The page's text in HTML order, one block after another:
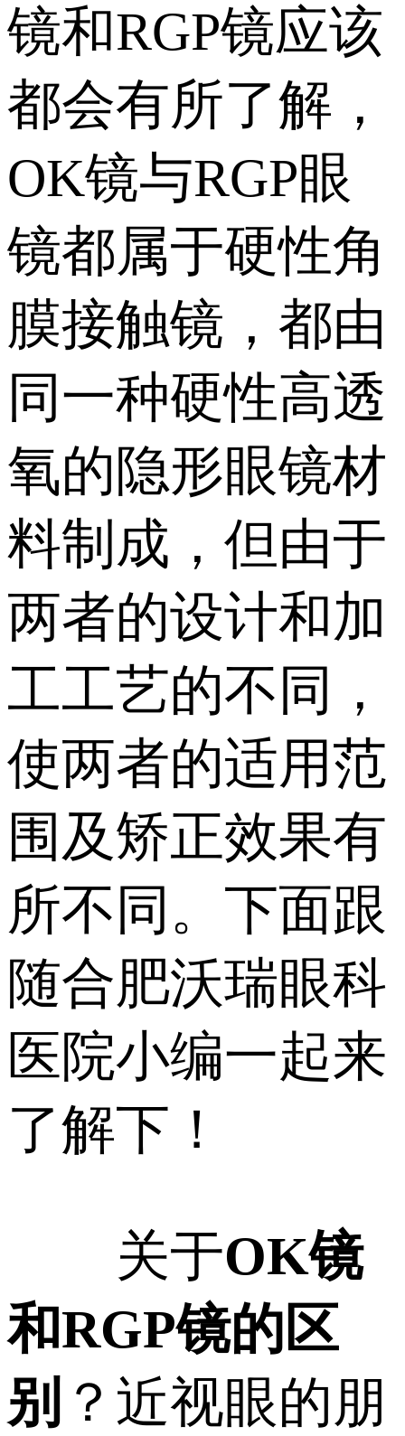
镜和RGP镜应该
都会有所了解，
OK镜与RGP眼
镜都属于硬性角
膜接触镜，都由
同一种硬性高透
氧的隐形眼镜材
料制成，但由于
两者的设计和加
工工艺的不同，
使两者的适用范
围及矫正效果有
所不同。下面跟
随合肥沃瑞眼科
医院小编一起来
了解下！
关于OK镜
和RGP镜的区
别 ？近视眼的朋